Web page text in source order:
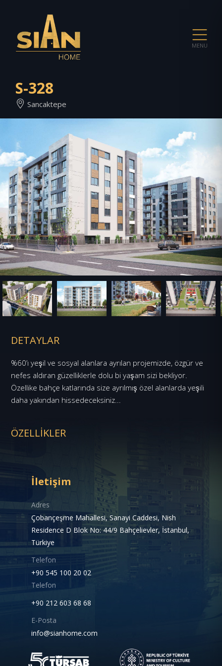
MENU
S-328
Sancaktepe
DETAYLAR
%60’ı yeşil ve sosyal alanlara ayrılan projemizde, özgür ve
nefes aldıran güzelliklerle dolu bi yaşam sizi bekliyor.
Özellike bahçe katlarında size ayrılmış özel alanlarda yeşili
daha yakından hissedeceksiniz...
ÖZELLİKLER
İletişim
Adres
Çobançeşme Mahallesi, Sanayi Caddesi, Nish
Residence D Blok No: 44/9 Bahçelievler, İstanbul,
Türkiye
Telefon
+90 545 100 20 02
Telefon
+90 212 603 68 68
E-Posta
info@sianhome.com